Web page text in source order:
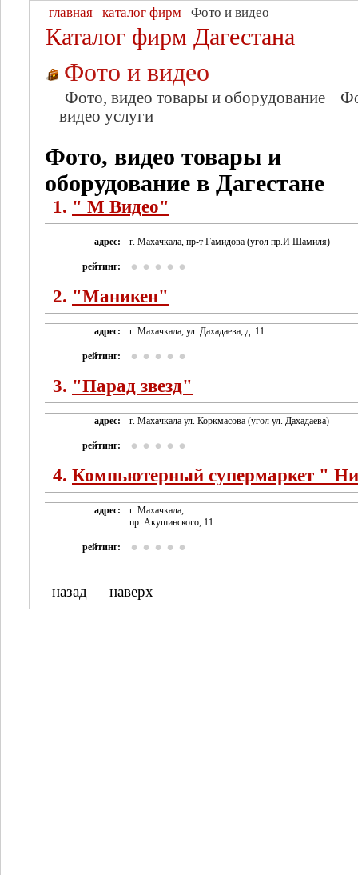
главная каталог фирм Фото и видео
Каталог фирм Дагестана
Фото и видео
Фото, видео товары и оборудование
видео услуги
Фото, видео товары и
оборудование в Дагестане
1. " М Видео"
адрес: г. Махачкала, пр-т Гамидова (угол пр.И Шамиля)
рейтинг:
2. "Маникен"
адрес: г. Махачкала, ул. Дахадаева, д. 11
рейтинг:
3. "Парад звезд"
адрес: г. Махачкала ул. Коркмасова (угол ул. Дахадаева)
рейтинг:
4. Компьютерный супермаркет "
адрес:
г. Махачкала,
пр. Акушинского, 11
рейтинг:
назад наверх